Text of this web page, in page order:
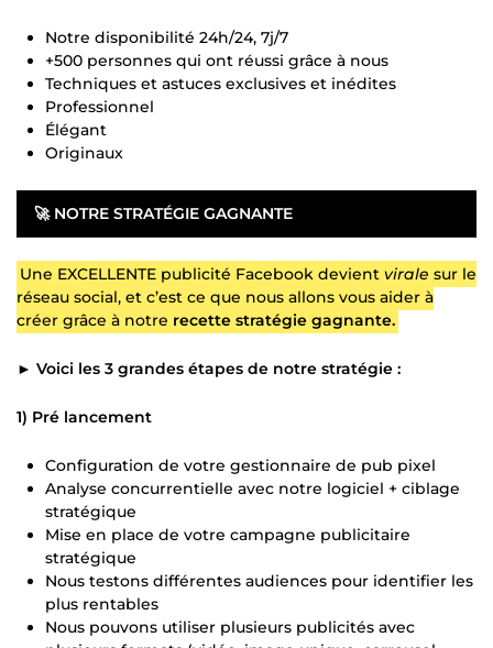
Notre disponibilité 24h/24, 7j/7
+500 personnes qui ont réussi grâce à nous
Techniques et astuces exclusives et inédites
Professionnel
Élégant
Originaux
🚀 NOTRE STRATÉGIE GAGNANTE
Une EXCELLENTE publicité Facebook devient virale sur le
réseau social, et c’est ce que nous allons vous aider à
créer grâce à notre recette stratégie gagnante.
► Voici les 3 grandes étapes de notre stratégie :
1) Pré lancement
Configuration de votre gestionnaire de pub pixel
Analyse concurrentielle avec notre logiciel + ciblage
stratégique
Mise en place de votre campagne publicitaire
stratégique
Nous testons différentes audiences pour identifier les
plus rentables
Nous pouvons utiliser plusieurs publicités avec